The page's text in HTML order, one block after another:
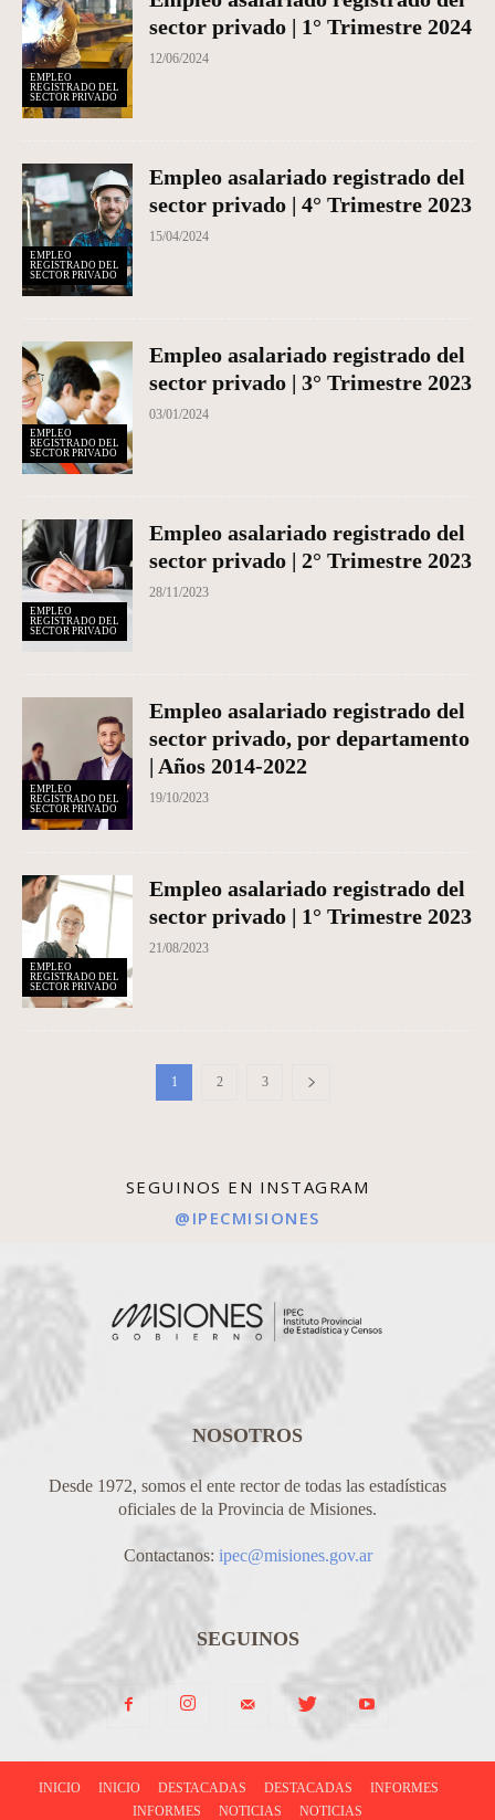
EMPLEO
REGISTRADO DEL
SECTOR PRIVADO
sector privado | 1° Trimestre 2024
12/06/2024
EMPLEO
REGISTRADO DEL
SECTOR PRIVADO
Empleo asalariado registrado del
sector privado | 4° Trimestre 2023
15/04/2024
EMPLEO
REGISTRADO DEL
SECTOR PRIVADO
Empleo asalariado registrado del
sector privado | 3° Trimestre 2023
03/01/2024
EMPLEO
REGISTRADO DEL
SECTOR PRIVADO
Empleo asalariado registrado del
sector privado | 2° Trimestre 2023
28/11/2023
EMPLEO
REGISTRADO DEL
SECTOR PRIVADO
Empleo asalariado registrado del
sector privado, por departamento
| Años 2014-2022
19/10/2023
EMPLEO
REGISTRADO DEL
SECTOR PRIVADO
Empleo asalariado registrado del
sector privado | 1° Trimestre 2023
21/08/2023
1 2 3
SEGUINOS EN INSTAGRAM
@IPECMISIONES
NOSOTROS
Desde 1972, somos el ente rector de todas las estadísticas
oficiales de la Provincia de Misiones.
Contactanos: ipec@misiones.gov.ar
SEGUINOS
INICIO INICIO DESTACADAS DESTACADAS
INFORMES
INFORMES
NOTICIAS NOTICIAS